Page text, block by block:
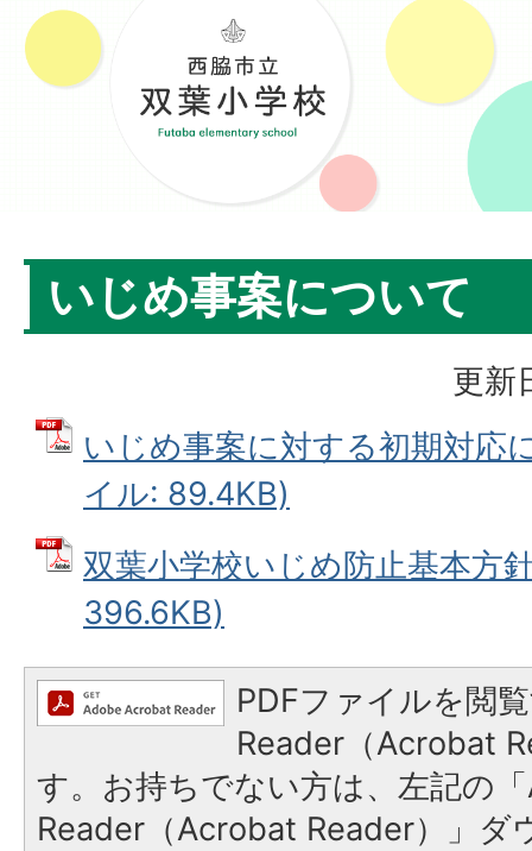
いじめ事案について
更新
いじめ事案に対する初期対応
イル: 89.4KB)
双葉小学校いじめ防止基本方
396.6KB)
PDFファイルを閲
Reader（Acrobat
す。お持ちでない方は、左記の
Reader（Acrobat Reader）」ダ